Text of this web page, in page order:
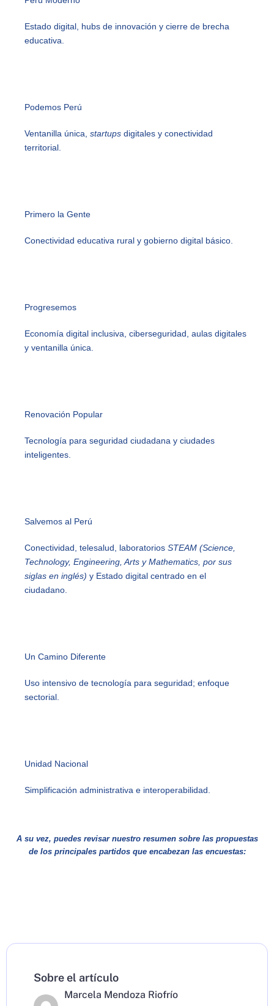
Estado digital, hubs de innovación y cierre de brecha
educativa.
Podemos Perú
Ventanilla única, startups digitales y conectividad
territorial.
Primero la Gente
Conectividad educativa rural y gobierno digital básico.
Progresemos
Economía digital inclusiva, ciberseguridad, aulas digitales
y ventanilla única.
Renovación Popular
Tecnología para seguridad ciudadana y ciudades
inteligentes.
Salvemos al Perú
Conectividad, telesalud, laboratorios STEAM (Science,
Technology, Engineering, Arts y Mathematics, por sus
siglas en inglés) y Estado digital centrado en el
ciudadano.
Un Camino Diferente
Uso intensivo de tecnología para seguridad; enfoque
sectorial.
Unidad Nacional
Simplificación administrativa e interoperabilidad.
A su vez, puedes revisar nuestro resumen sobre las propuestas
de los principales partidos que encabezan las encuestas:
Sobre el artículo
Marcela Mendoza Riofrío